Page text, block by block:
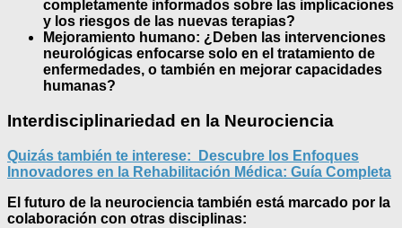
completamente informados sobre las implicaciones
y los riesgos de las nuevas terapias?
Mejoramiento humano: ¿Deben las intervenciones
neurológicas enfocarse solo en el tratamiento de
enfermedades, o también en mejorar capacidades
humanas?
Interdisciplinariedad en la Neurociencia
Quizás también te interese:
Descubre los Enfoques
Innovadores en la Rehabilitación Médica: Guía Completa
El futuro de la neurociencia también está marcado por la
colaboración con otras disciplinas: